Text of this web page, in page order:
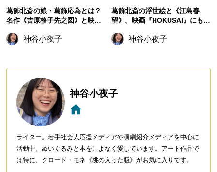
葛飾北斎の娘・葛飾応為とは？
名作《吉原格子先之図》と映画
る
神谷小夜子
葛飾北斎の浮世絵と《江島春
望》。映画『HOKUSAI』にも天
神谷小夜子
神谷小夜子
ライター。若手社会人応援メディアや演劇紹介メディアを中心に
活動中。ぬいぐるみと本をこよなく愛しています。アート作品で
は特に、クロード・モネ《桃の入った瓶》がお気に入りです。